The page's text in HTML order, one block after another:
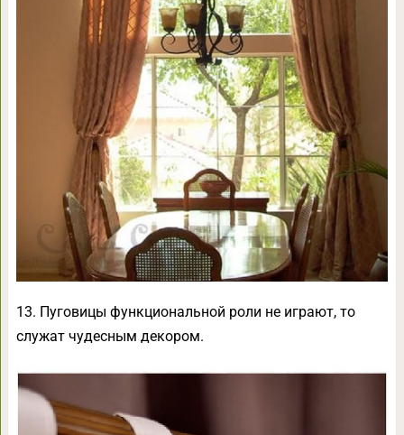
13. Пуговицы функциональной роли не играют, то
служат чудесным декором.